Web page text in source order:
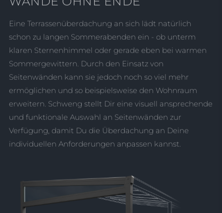
Eine Terrassenüberdachung an sich lädt natürlich
schon zu langen Sommerabenden ein - ob unterm
klaren Sternenhimmel oder gerade eben bei warmen
Sommergewittern. Durch den Einsatz von
Seitenwänden kann sie jedoch noch so viel mehr
ermöglichen und so beispielsweise den Wohnraum
erweitern. Schweng stellt Dir eine visuell ansprechende
und funktionale Auswahl an Seitenwänden zur
Verfügung, damit Du die Überdachung an Deine
individuellen Anforderungen anpassen kannst.